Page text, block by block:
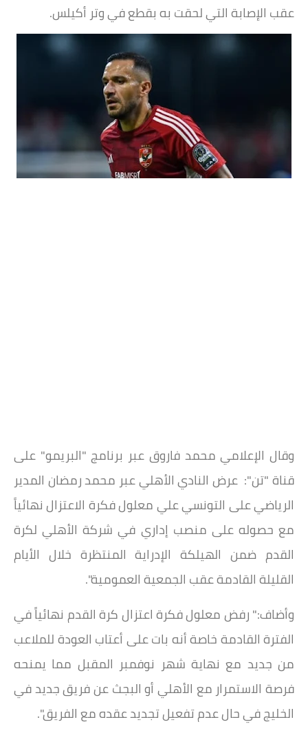
عقب الإصابة التي لحقت به بقطع في وتر أكيلس.
وقال الإعلامي محمد فاروق عبر برنامج "البريمو" على
قناة "تن": عرض النادي الأهلي عبر محمد رمضان المدير
الرياضي على التونسي علي معلول فكرة الاعتزال نهائياً
مع حصوله على منصب إداري في شركة الأهلي لكرة
القدم ضمن الهيلكة الإدراية المنتظرة خلال الأيام
القليلة القادمة عقب الجمعية العمومية".
وأضاف:" رفض معلول فكرة اعتزال كرة القدم نهائياً في
الفترة القادمة خاصة أنه بات على أعتاب العودة للملاعب
من جديد مع نهاية شهر نوفمبر المقبل مما يمنحه
فرصة الاستمرار مع الأهلي أو البجث عن فريق جديد في
الخليج في حال عدم تفعيل تجديد عقده مع الفريق".